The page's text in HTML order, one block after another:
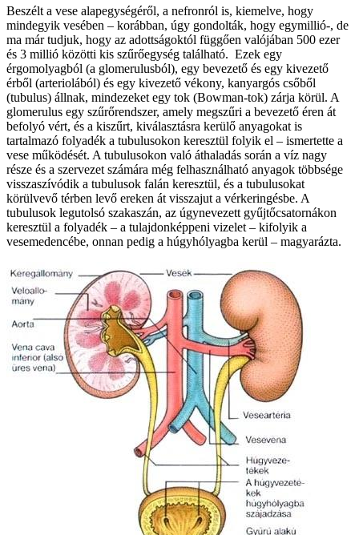
Beszélt a vese alapegységéről, a nefronról is, kiemelve, hogy
mindegyik vesében – korábban, úgy gondolták, hogy egymillió-, de
ma már tudjuk, hogy az adottságoktól függően valójában 500 ezer
és 3 millió közötti kis szűrőegység található. Ezek egy
érgomolyagból (a glomerulusból), egy bevezető és egy kivezető
érből (arteriolából) és egy kivezető vékony, kanyargós csőből
(tubulus) állnak, mindezeket egy tok (Bowman-tok) zárja körül. A
glomerulus egy szűrőrendszer, amely megszűri a bevezető éren át
befolyó vért, és a kiszűrt, kiválasztásra kerülő anyagokat is
tartalmazó folyadék a tubulusokon keresztül folyik el – ismertette a
vese működését. A tubulusokon való áthaladás során a víz nagy
része és a szervezet számára még felhasználható anyagok többsége
visszaszívódik a tubulusok falán keresztül, és a tubulusokat
körülvevő térben levő ereken át visszajut a vérkeringésbe. A
tubulusok legutolsó szakaszán, az úgynevezett gyűjtőcsatornákon
keresztül a folyadék – a tulajdonképpeni vizelet – kifolyik a
vesemedencébe, onnan pedig a húgyhólyagba kerül – magyarázta.